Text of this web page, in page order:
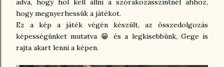
adva, hogy hol kell állni a szórakozásszintnél ahhoz,
hogy megnyerhessük a játékot.
Ez a kép a játék végén készült, az összedolgozás
képességünket mutatva 😁 és a legkisebbünk, Gege is
rajta akart lenni a képen.